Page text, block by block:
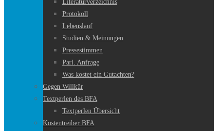
Literaturverzeichnis
Protokoll
Lebenslauf
Studien & Meinungen
Pressestimmen
Parl. Anfrage
Was kostet ein Gutachten?
Gegen Willkür
Textperlen des BFA
Textperlen Übersicht
Kostentreiber BFA